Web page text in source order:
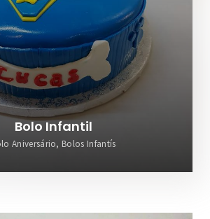
Bolo Infantil
Aniversário, Bolos Infantís